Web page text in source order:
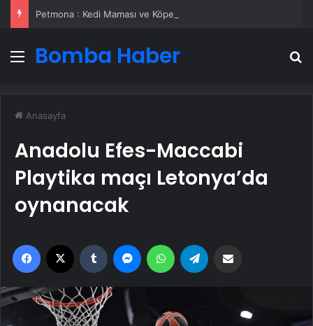
Menü
Bomba Haber
Anasayfa
Anadolu Efes-Maccabi
Playtika maçı Letonya’da
oynanacak
Facebook Tumblr MessengerWhatsApp